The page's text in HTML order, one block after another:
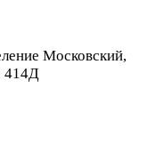
Московский,
414Д